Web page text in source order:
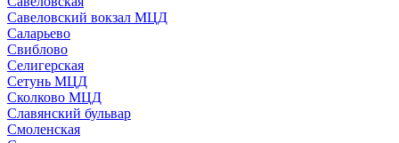
Савеловский вокзал МЦД
Саларьево
Свиблово
Селигерская
Сетунь МЦД
Сколково МЦД
Славянский бульвар
Смоленская